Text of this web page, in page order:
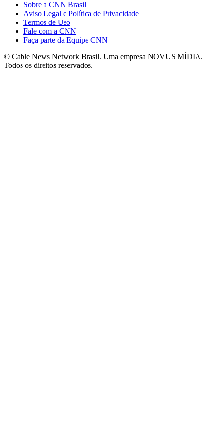
Sobre a CNN Brasil
Aviso Legal e Política de Privacidade
Termos de Uso
Fale com a CNN
Faça parte da Equipe CNN
© Cable News Network Brasil. Uma empresa NOVUS MÍDIA.
Todos os direitos reservados.